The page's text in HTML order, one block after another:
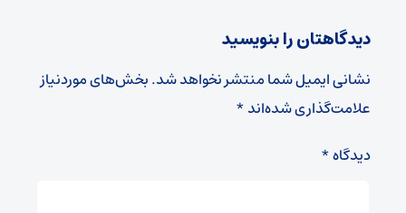
دیدگاهتان را بنویسید
نشانی ایمیل شما منتشر نخواهد شد.بخش‌های موردنیاز
علامت‌گذاری شده‌اند*
دیدگاه*